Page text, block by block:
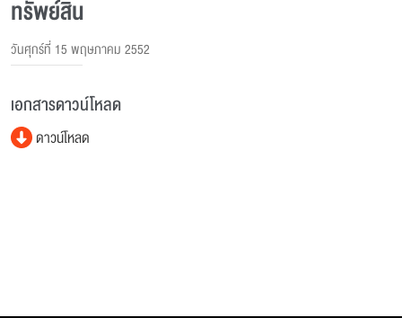
ทรัพย์สิน
วันศุกร์ที่ 15 พฤษภาคม 2552
เอกสารดาวน์โหลด
ดาวน์โหลด